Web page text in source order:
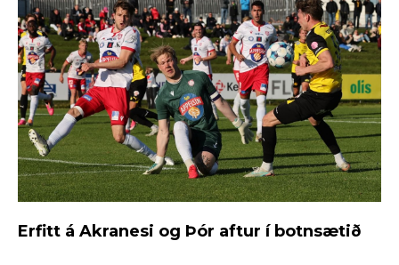
Erfitt á Akranesi og Þór aftur í botnsætið